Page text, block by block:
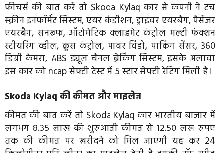
फीचर्स की बात करें तो Skoda Kylaq कार से कंपनी ने टच
स्क्रीन इनफॉर्मेंट सिस्टम, एयर कंडीशन, ड्राइवर एयरबैग, पैसेंजर
एयरबैग, सनरूफ, ऑटोमेटिक क्लाइमेट कंट्रोल मल्टी फंक्शन
स्टीयरिंग व्हील, क्रूस कंट्रोल, पावर विंडो, पार्किंग सेंसर, 360
डिग्री कैमरा, ABS ड्यूल चैनल ब्रेकिंग सिस्टम, इसके अलावा
इस कार को ncap सेफ्टी टेस्ट में 5 स्टार सेफ्टी रेटिंग मिली है।
Skoda Kylaq की कीमत और माइलेज
कीमत की बात करें तो Skoda Kylaq कार भारतीय बाजार में
लगभग 8.35 लाख की शुरुआती कीमत से 12.50 लख रुपए
तक की कीमत पर खरीदने को मिल जाएगी यह कर 24